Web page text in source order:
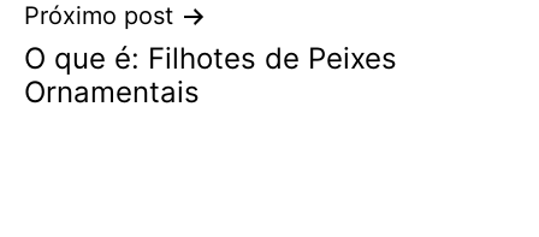
Próximo post
O que é: Filhotes de Peixes
Ornamentais